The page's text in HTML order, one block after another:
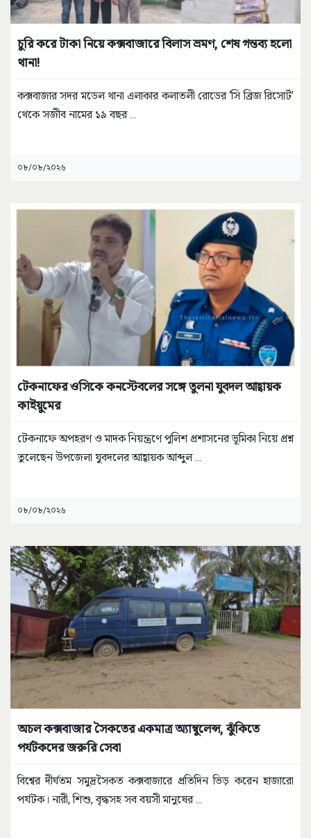
চুরি করে টাকা নিয়ে কক্সবাজারে বিলাস ভ্রমণ, শেষ গন্তব্য হলো
থানা!
কক্সবাজার সদর মডেল থানা এলাকার কলাতলী রোডের ‘সি ব্রিজ রিসোর্ট’
থেকে সজীব নামের ১৯ বছর...
০৮/০৮/২০২৬
টেকনাফের ওসিকে কনস্টেবলের সঙ্গে তুলনা যুবদল আহ্বায়ক
কাইয়ুমের
টেকনাফে অপহরণ ও মাদক নিয়ন্ত্রণে পুলিশ প্রশাসনের ভূমিকা নিয়ে প্রশ্ন
তুলেছেন উপজেলা যুবদলের আহ্বায়ক আব্দুল...
০৮/০৮/২০২৬
অচল কক্সবাজার সৈকতের একমাত্র অ্যাম্বুলেন্স, ঝুঁকিতে
পর্যটকদের জরুরি সেবা
বিশ্বের দীর্ঘতম সমুদ্রসৈকত কক্সবাজারে প্রতিদিন ভিড় করেন হাজারো
পর্যটক। নারী, শিশু, বৃদ্ধসহ সব বয়সী মানুষের...